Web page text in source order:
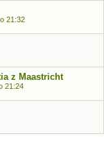
21:32
z Maastricht
21:24